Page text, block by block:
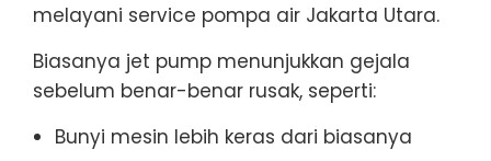
melayani service pompa air Jakarta Utara.
Biasanya jet pump menunjukkan gejala
sebelum benar-benar rusak, seperti:
Bunyi mesin lebih keras dari biasanya